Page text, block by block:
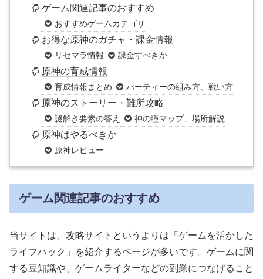
ゲーム関連記事のおすすめ
おすすめゲームカテゴリ
お得な原神のガチャ・課金情報
リセマラ情報 課金すべきか
原神の育成情報
育成情報まとめ パーティーの組み方、戦い方
原神のストーリー・難所攻略
謎解き要素の答え 神の瞳マップ、場所解説
原神はやるべきか
原神レビュー
ゲーム関連記事のおすすめ
当サイトは、攻略サイトというよりは「ゲームを活かした
ライフハック」を紹介するページが多いです。ゲームに関
する豆知識や、ゲームライターなどの副業につなげること